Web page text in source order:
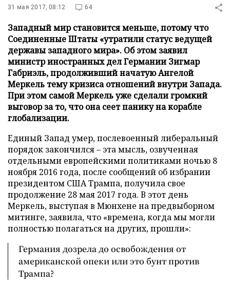
31 мая 2017, 08:12 64
Западный мир становится меньше, потому что
Соединенные Штаты «утратили статус ведущей
державы западного мира». Об этом заявил
министр иностранных дел Германии Зигмар
Габриэль, продолживший начатую Ангелой
Меркель тему кризиса отношений внутри Запада.
При этом самой Меркель уже сделали громкий
выговор за то, что она сеет панику на корабле
глобализации.
Единый Запад умер, послевоенный либеральный
порядок закончился – эта мысль, озвученная
отдельными европейскими политиками ночью 8
ноября 2016 года, после сообщений об избрании
президентом США Трампа, получила свое
продолжение 28 мая 2017 года. В этот день
Меркель, выступая в Мюнхене на предвыборном
митинге, заявила, что «времена, когда мы могли
полностью полагаться на других, прошли»:
Германия дозрела до освобождения от
американской опеки или это бунт против
Трампа?